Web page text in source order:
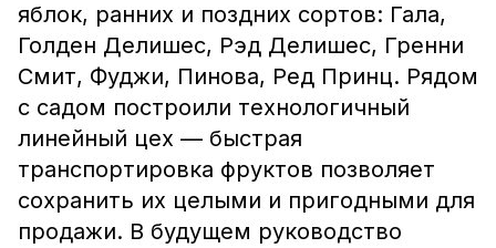
яблок, ранних и поздних сортов: Гала,
Голден Делишес, Рэд Делишес, Гренни
Смит, Фуджи, Пинова, Ред Принц. Рядом
с садом построили технологичный
линейный цех — быстрая
транспортировка фруктов позволяет
сохранить их целыми и пригодными для
продажи. В будущем руководство